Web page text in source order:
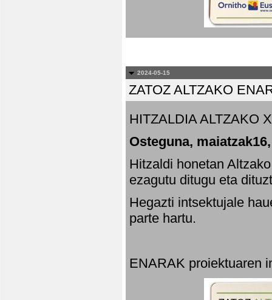
2024-05-15
ZATOZ ALTZAKO
HITZALDIA ALTZAKO
Osteguna,
Hitzaldi honetan
ezagutu ditugu eta
Hegazti intsektujale
parte hartu.
ENARAK proiektuaren